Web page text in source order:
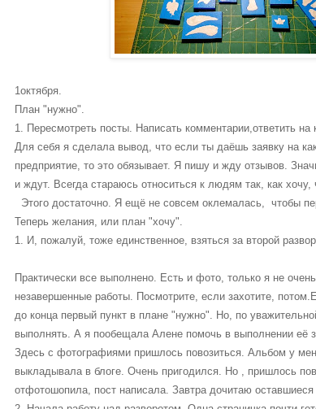
1октября.
План "нужно".
1. Пересмотреть посты. Написать комментарии,ответить
Для себя я сделала вывод, что если ты даёшь заявку на
предприятие, то это обязывает. Я пишу и жду отзывов.
и ждут. Всегда стараюсь относиться к людям так, как
Этого достаточно. Я ещё не совсем оклемалась, чтобы
Теперь желания, или план "хочу".
1. И, пожалуй, тоже единственное, взяться за второй
Практически все выполнено. Есть и фото, только я не
незавершенные работы. Посмотрите, если захотите,
до конца первый пункт в плане "нужно". Но, по
выполнять. А я пообещала Алене помочь в выполнении
Здесь с фотографиями пришлось повозиться. Альбом у
выкладывала в блоге. Очень пригодился. Но , пришлось
отфотошопила, пост написала. Завтра дочитаю